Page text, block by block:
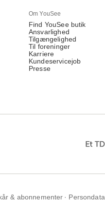
Om YouSee
Find YouSee butik
Ansvarlighed
Tilgængelighed
Til foreninger
Karriere
Kundeservicejob
Presse
& abonnementer Persondata